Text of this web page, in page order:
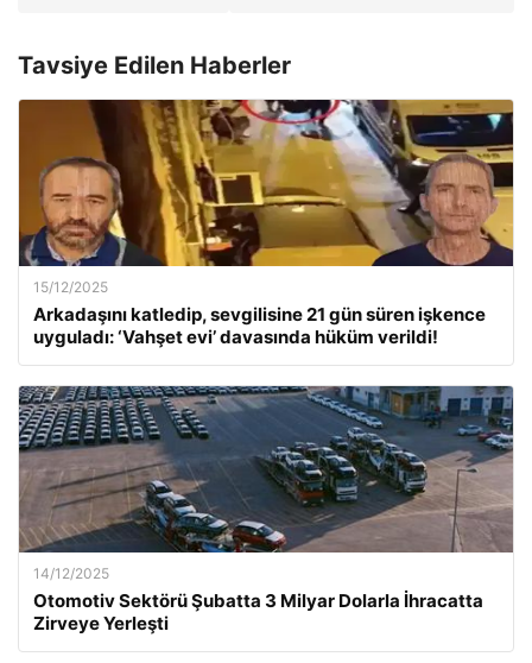
Tavsiye Edilen Haberler
15/12/2025
Arkadaşını katledip, sevgilisine 21 gün süren işkence
uyguladı: ‘Vahşet evi’ davasında hüküm verildi!
14/12/2025
Otomotiv Sektörü Şubatta 3 Milyar Dolarla İhracatta
Zirveye Yerleşti